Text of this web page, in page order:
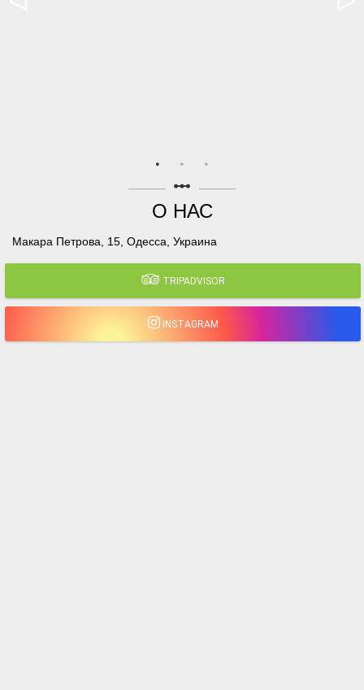
linear_scale
О НАС
Макара Петрова, 15, Одесса, Украина
TRIPADVISOR
INSTAGRAM